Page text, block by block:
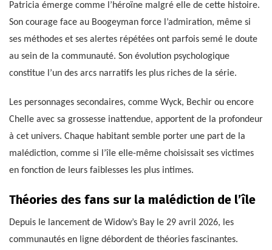
Patricia émerge comme l’héroïne malgré elle de cette histoire.
Son courage face au Boogeyman force l’admiration, même si
ses méthodes et ses alertes répétées ont parfois semé le doute
au sein de la communauté. Son évolution psychologique
constitue l’un des arcs narratifs les plus riches de la série.
Les personnages secondaires, comme Wyck, Bechir ou encore
Chelle avec sa grossesse inattendue, apportent de la profondeur
à cet univers. Chaque habitant semble porter une part de la
malédiction, comme si l’île elle-même choisissait ses victimes
en fonction de leurs faiblesses les plus intimes.
Théories des fans sur la malédiction de l’île
Depuis le lancement de Widow’s Bay le 29 avril 2026, les
communautés en ligne débordent de théories fascinantes.